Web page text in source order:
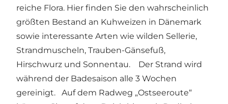
reiche Flora. Hier finden Sie den wahrscheinlich
größten Bestand an Kuhweizen in Dänemark
sowie interessante Arten wie wilden Sellerie,
Strandmuscheln, Trauben-Gänsefuß,
Hirschwurz und Sonnentau. Der Strand wird
während der Badesaison alle 3 Wochen
gereinigt. Auf dem Radweg „Ostseeroute“